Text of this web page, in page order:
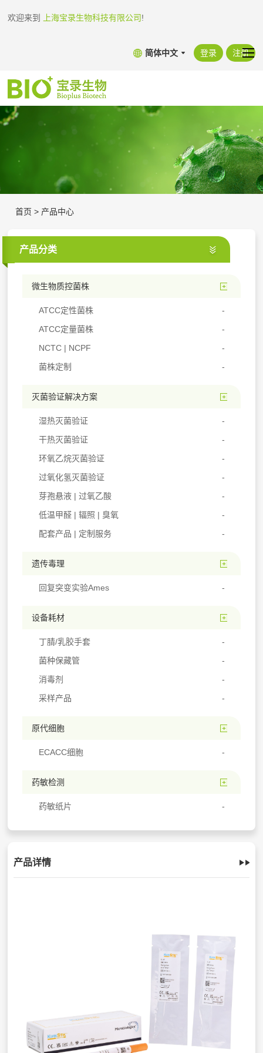
欢迎来到 上海宝录生物科技有限公司!
简体中文 登录 注册
首页 > 产品中心
产品分类
微生物质控菌株
ATCC定性菌株
ATCC定量菌株
NCTC | NCPF
菌株定制
灭菌验证解决方案
湿热灭菌验证
干热灭菌验证
环氧乙烷灭菌验证
过氧化氢灭菌验证
芽孢悬液 | 过氧乙酸
低温甲醛 | 辐照 | 臭氧
配套产品 | 定制服务
遗传毒理
回复突变实验Ames
设备耗材
丁腈/乳胶手套
菌种保藏管
消毒剂
采样产品
原代细胞
ECACC细胞
药敏检测
药敏纸片
产品详情